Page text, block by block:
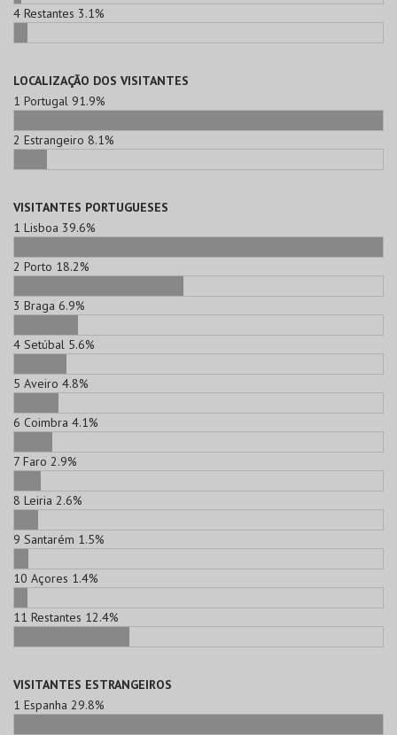
4 Restantes 3.1%
LOCALIZAÇÃO DOS VISITANTES
1 Portugal 91.9%
2 Estrangeiro 8.1%
VISITANTES PORTUGUESES
1 Lisboa 39.6%
2 Porto 18.2%
3 Braga 6.9%
4 Setúbal 5.6%
5 Aveiro 4.8%
6 Coimbra 4.1%
7 Faro 2.9%
8 Leiria 2.6%
9 Santarém 1.5%
10 Açores 1.4%
11 Restantes 12.4%
VISITANTES ESTRANGEIROS
1 Espanha 29.8%